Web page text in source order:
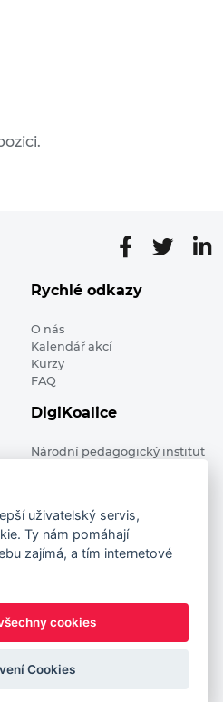
Rychlé odkazy
O nás
Kalendář akcí
Kurzy
FAQ
DigiKoalice
Národní pedagogický institut
All rights reserved
funding from the European
Executive Agency (now
Commission is not responsible
uživatelský servis,
Ty nám pomáhají
zajímá, a tím internetové
cookies
Cookies